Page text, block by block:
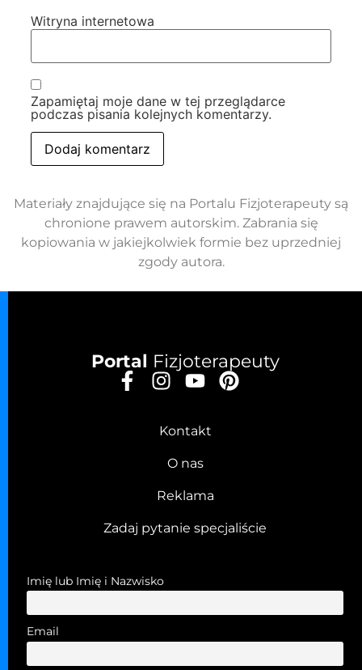
Witryna internetowa
Zapamiętaj moje dane w tej przeglądarce
podczas pisania kolejnych komentarzy.
Materiały znajdujące się na Portalu Fizjoterapeuty są
chronione prawem autorskim. Zabrania się
kopiowania w jakiejkolwiek formie bez uprzedniej
zgody autora.
Portal Fizjoterapeuty
Kontakt
O nas
Reklama
Zadaj pytanie specjaliście
Imię lub Imię i Nazwisko
Email